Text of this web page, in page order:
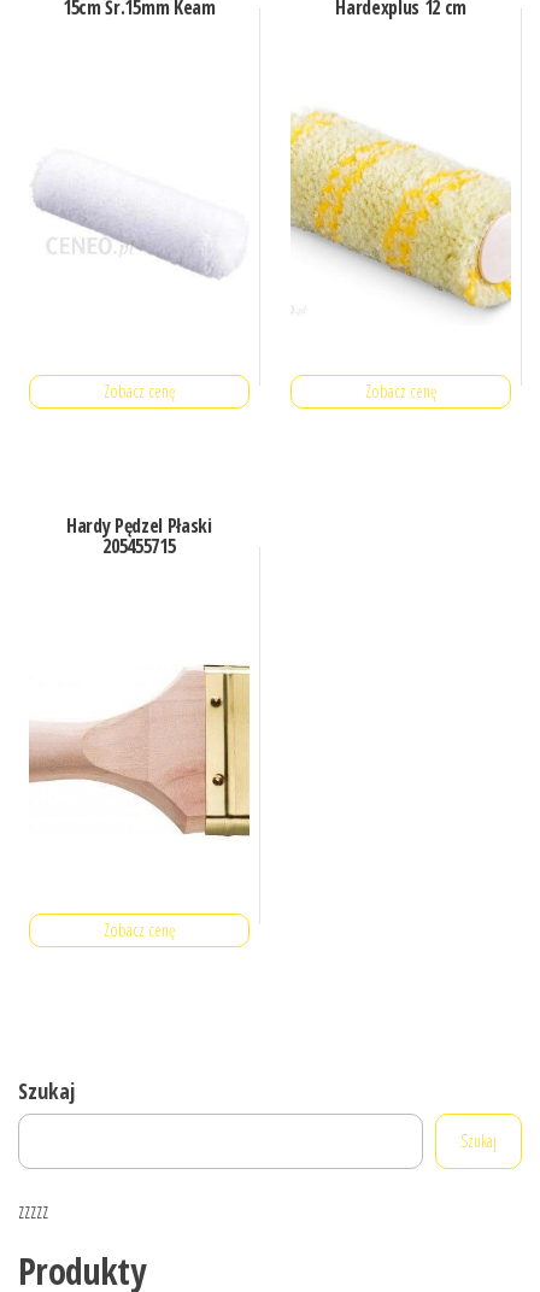
15cm Śr.15mm Keam
Zobacz cenę
Hardexplus 12 cm
Zobacz cenę
Hardy Pędzel Płaski
205455715
Zobacz cenę
Szukaj
Szukaj
zzzzz
Produkty